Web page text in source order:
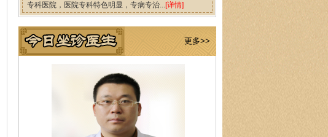
专科医院，医院专科特色明显，专病专治...[详情]
更多>>